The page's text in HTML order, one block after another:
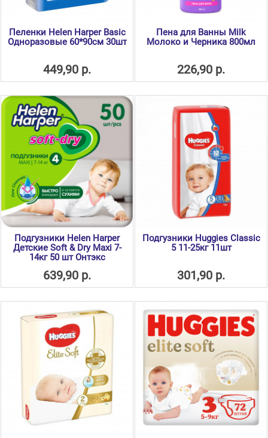
Пеленки Helen Harper Basic
Одноразовые 60*90см 30шт
449,90 р.
Пена для Ванны Milk
Молоко и Черника 800мл
226,90 р.
Подгузники Helen Harper
Детские Soft & Dry Maxi 7-
14кг 50 шт Онтэкс
639,90 р.
Подгузники Huggies Classic
5 11-25кг 11шт
301,90 р.